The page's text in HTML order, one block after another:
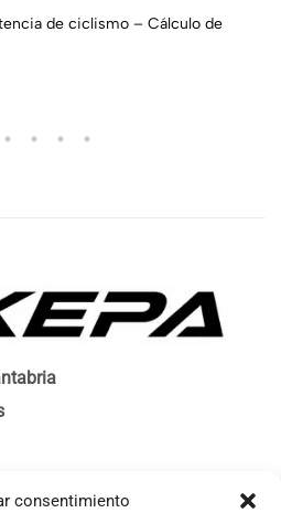
consentimiento
de ciclismo – Cálculo de